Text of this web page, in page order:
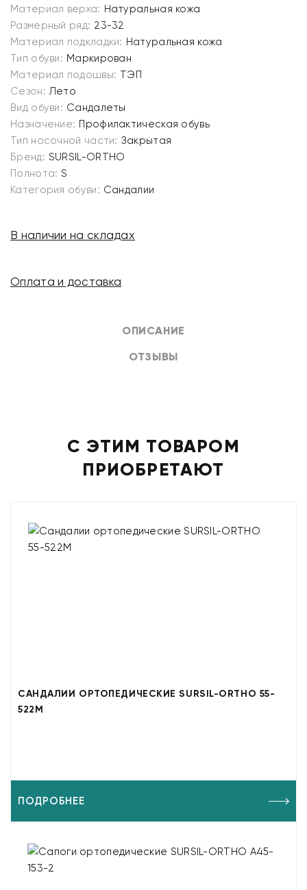
ОПИСАНИЕ
ОТЗЫВЫ
Материал верха: Натуральная кожа
Размерный ряд: 23-32
Материал подкладки: Натуральная кожа
Тип обуви: Маркирован
Материал подошвы: ТЭП
Сезон: Лето
Вид обуви: Сандалеты
Назначение: Профилактическая обувь
Тип носочной части: Закрытая
Бренд: SURSIL-ORTHO
Полнота: S
Категория обуви: Сандалии
В наличии на складах
Оплата и доставка
С ЭТИМ ТОВАРОМ
ПРИОБРЕТАЮТ
САНДАЛИИ ОРТОПЕДИЧЕСКИЕ SURSIL-ORTHO 55-
522M
ПОДРОБНЕЕ